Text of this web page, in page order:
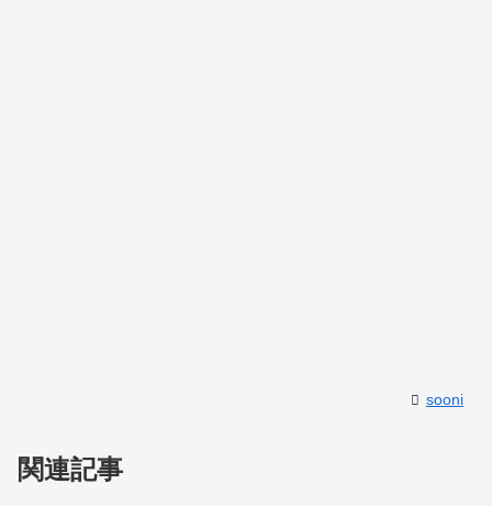
sooni
関連記事